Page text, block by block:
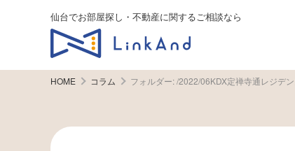
仙台でお部屋探し・不動産に関するご相談なら
HOME コラム フォルダー:/2022/06KDX定禅寺通レジデ